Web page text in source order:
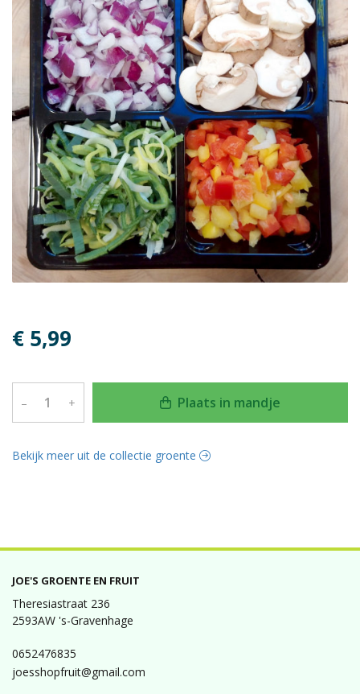
€ 5,99
– + Plaats in mandje
Bekijk meer uit de collectie groente
JOE'S GROENTE EN FRUIT
Theresiastraat 236
2593AW 's-Gravenhage
0652476835
joesshopfruit@gmail.com